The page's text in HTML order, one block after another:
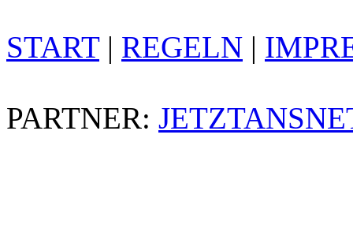
START| REGELN |
PARTNER: